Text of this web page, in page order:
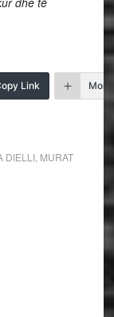
Link More
DIELLI, MURAT